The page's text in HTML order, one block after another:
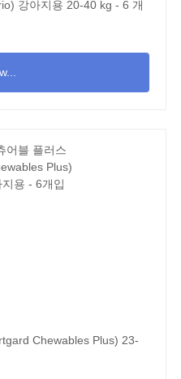
강아지용 20-40 kg - 6 개
Chewables Plus) 23-